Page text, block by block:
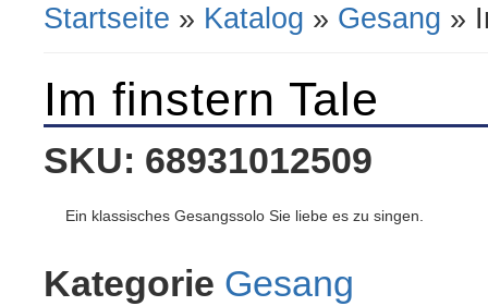
Sie Sind Hier
Startseite » Katalog » Gesang »
Im finstern Tale
SKU: 68931012509
Ein klassisches Gesangssolo Sie liebe es zu singen.
Kategorie Gesang